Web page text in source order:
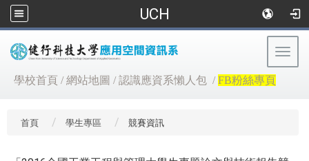
UCH
學校首頁 /網站地圖 /認識應資系懶人包 /FB粉絲專頁
首頁 學生專區 競賽資訊